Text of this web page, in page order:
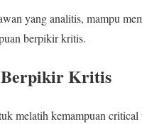
yang analitis, mampu
berpikir kritis.
Berpikir Kritis
melatih kemampuan